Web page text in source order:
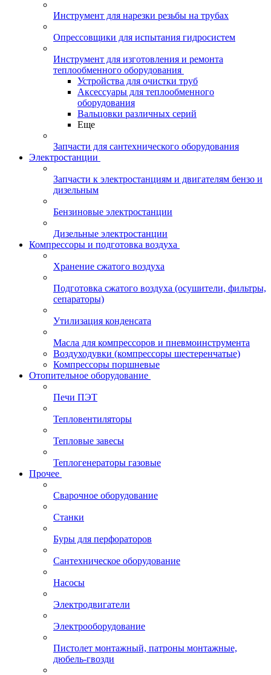
Инструмент для нарезки резьбы на трубах
Опрессовщики для испытания гидросистем
Инструмент для изготовления и ремонта
теплообменного оборудования
Устройства для очистки труб
Аксессуары для теплообменного
оборудования
Вальцовки различных серий
Еще
Запчасти для сантехнического оборудования
Электростанции
Запчасти к электростанциям и двигателям бензо и
дизельным
Бензиновые электростанции
Дизельные электростанции
Компрессоры и подготовка воздуха
Хранение сжатого воздуха
Подготовка сжатого воздуха (осушители, фильтры,
сепараторы)
Утилизация конденсата
Масла для компрессоров и пневмоинструмента
Воздуходувки (компрессоры шестеренчатые)
Компрессоры поршневые
Отопительное оборудование
Печи ПЭТ
Тепловентиляторы
Тепловые завесы
Теплогенераторы газовые
Прочее
Сварочное оборудование
Станки
Буры для перфораторов
Сантехническое оборудование
Насосы
Электродвигатели
Электрооборудование
Пистолет монтажный, патроны монтажные,
дюбель-гвозди